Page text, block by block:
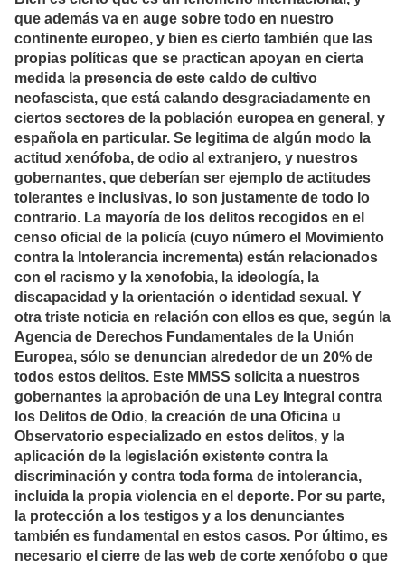
que además va en auge sobre todo en nuestro
continente europeo, y bien es cierto también que las
propias políticas que se practican apoyan en cierta
medida la presencia de este caldo de cultivo
neofascista, que está calando desgraciadamente en
ciertos sectores de la población europea en general, y
española en particular. Se legitima de algún modo la
actitud xenófoba, de odio al extranjero, y nuestros
gobernantes, que deberían ser ejemplo de actitudes
tolerantes e inclusivas, lo son justamente de todo lo
contrario. La mayoría de los delitos recogidos en el
censo oficial de la policía (cuyo número el Movimiento
contra la Intolerancia incrementa) están relacionados
con el racismo y la xenofobia, la ideología, la
discapacidad y la orientación o identidad sexual. Y
otra triste noticia en relación con ellos es que, según la
Agencia de Derechos Fundamentales de la Unión
Europea, sólo se denuncian alrededor de un 20% de
todos estos delitos. Este MMSS solicita a nuestros
gobernantes la aprobación de una Ley Integral contra
los Delitos de Odio, la creación de una Oficina u
Observatorio especializado en estos delitos, y la
aplicación de la legislación existente contra la
discriminación y contra toda forma de intolerancia,
incluida la propia violencia en el deporte. Por su parte,
la protección a los testigos y a los denunciantes
también es fundamental en estos casos. Por último, es
necesario el cierre de las web de corte xenófobo o que